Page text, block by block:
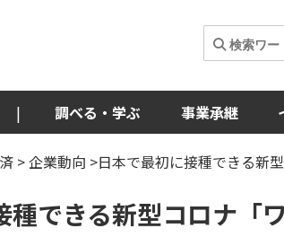
| 調べる・学ぶ 事業承継
>企業動向 >日本で最初に接種できる新
種できる新型コロナ「